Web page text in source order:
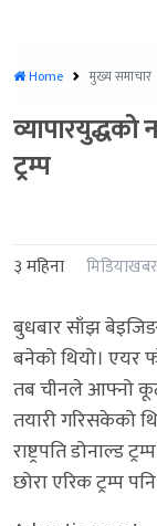
सूचना
प्रविधि
खेलकुद
Home मुख्य समाचार
व्यापारयुद्धको
ट्रम्प
३ महिना मिडियाखबर
बुधबार साँझ
बनेको थियो। एयर
तब चीनले आफ्नो
तयारी गरिसकेको
राष्ट्रपति डोनाल्ड
छोरा एरिक ट्रम्प